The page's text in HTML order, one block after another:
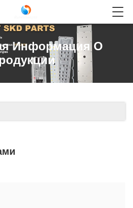
Информация О